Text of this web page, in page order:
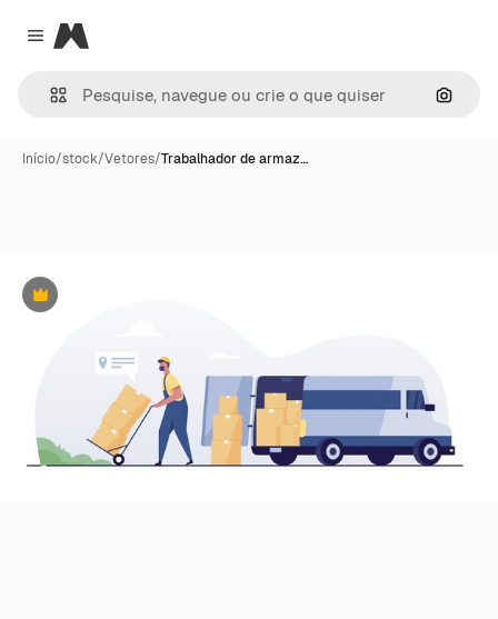
Close menu
Magnific
Início/stock/Vetores/Trabalhador de armaz…
Premium